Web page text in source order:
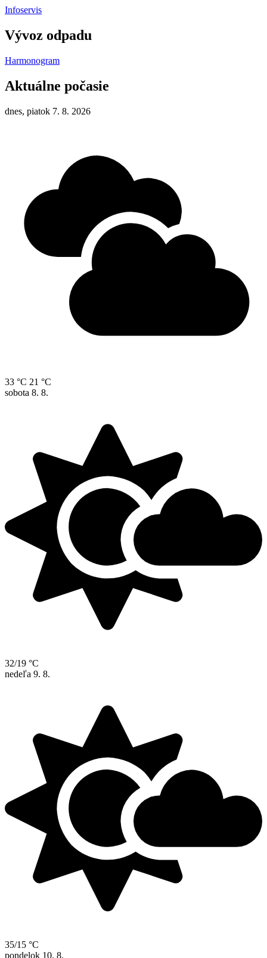
Infoservis
Vývoz odpadu
Harmonogram
Aktuálne počasie
dnes, piatok 7. 8. 2026
33 °C 21 °C
sobota 8. 8.
32/19 °C
nedeľa 9. 8.
35/15 °C
pondelok 10. 8.